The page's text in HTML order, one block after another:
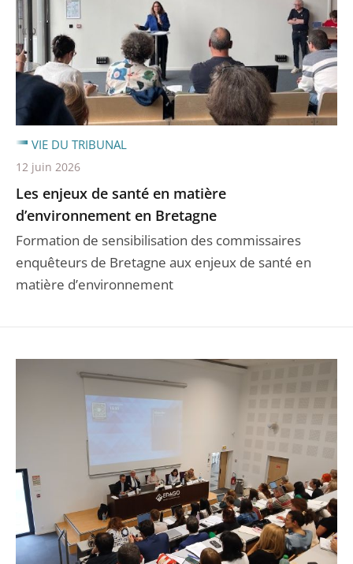
Les enjeux de santé en matière
d’environnement en Bretagne
Formation de sensibilisation des commissaires
enquêteurs de Bretagne aux enjeux de santé en
matière d’environnement
VIE DU TRIBUNAL
12 juin 2026